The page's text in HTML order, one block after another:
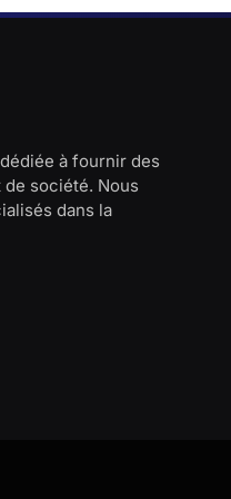
à fournir des
société. Nous
dans la